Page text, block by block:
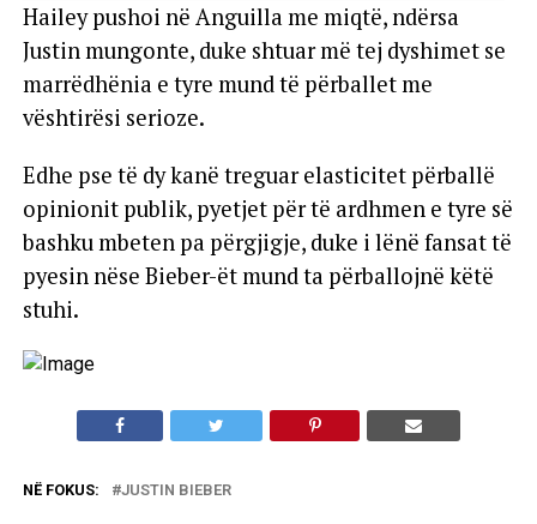
Hailey pushoi në Anguilla me miqtë, ndërsa
Justin mungonte, duke shtuar më tej dyshimet se
marrëdhënia e tyre mund të përballet me
vështirësi serioze.
Edhe pse të dy kanë treguar elasticitet përballë
opinionit publik, pyetjet për të ardhmen e tyre së
bashku mbeten pa përgjigje, duke i lënë fansat të
pyesin nëse Bieber-ët mund ta përballojnë këtë
stuhi.
NË FOKUS: JUSTIN BIEBER